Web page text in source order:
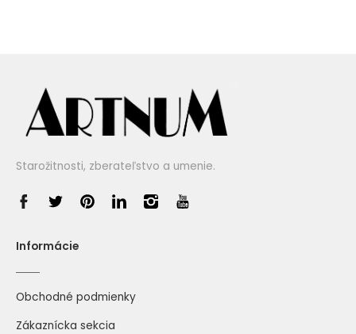
Starožitnosti, zberateľstvo a umenie.
Informácie
Obchodné podmienky
Zákaznícka sekcia